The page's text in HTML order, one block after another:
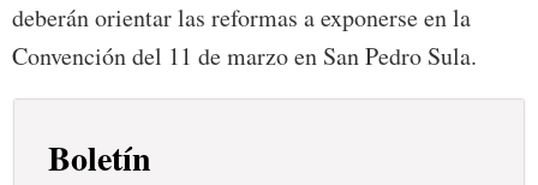
deberán orientar las reformas a exponerse en la
Convención del 11 de marzo en San Pedro Sula.
Boletín